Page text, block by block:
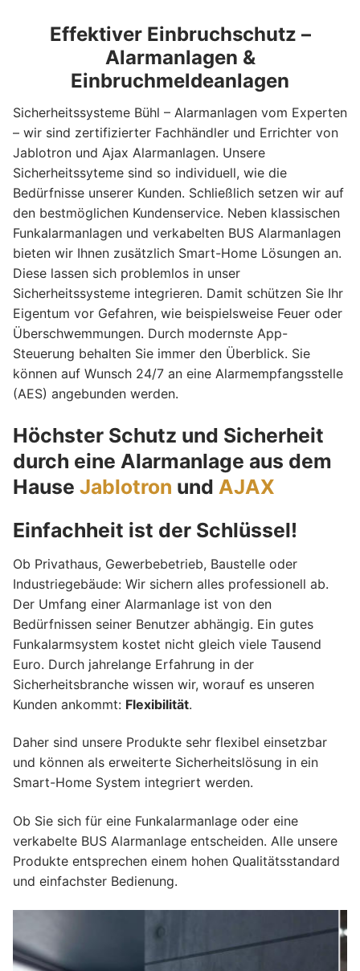
Effektiver Einbruchschutz –
Alarmanlagen &
Einbruchmeldeanlagen
Sicherheitssysteme Bühl – Alarmanlagen vom Experten
– wir sind zertifizierter Fachhändler und Errichter von
Jablotron und Ajax Alarmanlagen. Unsere
Sicherheitssyteme sind so individuell, wie die
Bedürfnisse unserer Kunden. Schließlich setzen wir auf
den bestmöglichen Kundenservice. Neben klassischen
Funkalarmanlagen und verkabelten BUS Alarmanlagen
bieten wir Ihnen zusätzlich Smart-Home Lösungen an.
Diese lassen sich problemlos in unser
Sicherheitssysteme integrieren. Damit schützen Sie Ihr
Eigentum vor Gefahren, wie beispielsweise Feuer oder
Überschwemmungen. Durch modernste App-
Steuerung behalten Sie immer den Überblick. Sie
können auf Wunsch 24/7 an eine Alarmempfangsstelle
(AES) angebunden werden.
Höchster Schutz und Sicherheit
durch eine Alarmanlage aus dem
Hause Jablotron und AJAX
Einfachheit ist der Schlüssel!
Ob Privathaus, Gewerbebetrieb, Baustelle oder
Industriegebäude: Wir sichern alles professionell ab.
Der Umfang einer Alarmanlage ist von den
Bedürfnissen seiner Benutzer abhängig. Ein gutes
Funkalarmsystem kostet nicht gleich viele Tausend
Euro. Durch jahrelange Erfahrung in der
Sicherheitsbranche wissen wir, worauf es unseren
Kunden ankommt: Flexibilität.
Daher sind unsere Produkte sehr flexibel einsetzbar
und können als erweiterte Sicherheitslösung in ein
Smart-Home System integriert werden.
Ob Sie sich für eine Funkalarmanlage oder eine
verkabelte BUS Alarmanlage entscheiden. Alle unsere
Produkte entsprechen einem hohen Qualitätsstandard
und einfachster Bedienung.